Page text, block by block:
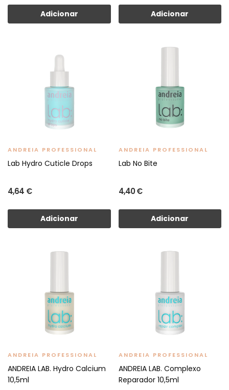
Adicionar Adicionar
ANDREIA PROFESSIONAL
Lab Hydro Cuticle Drops
4,64 €
Adicionar
ANDREIA PROFESSIONAL
Lab No Bite
4,40 €
Adicionar
ANDREIA PROFESSIONAL
ANDREIA LAB. Hydro Calcium
10,5ml
ANDREIA PROFESSIONAL
ANDREIA LAB. Complexo
Reparador 10,5ml